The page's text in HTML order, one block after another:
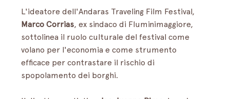
L'ideatore dell'Andaras Traveling Film Festival,
Marco Corrias, ex sindaco di Fluminimaggiore,
sottolinea il ruolo culturale del festival come
volano per l'economia e come strumento
efficace per contrastare il rischio di
spopolamento dei borghi.